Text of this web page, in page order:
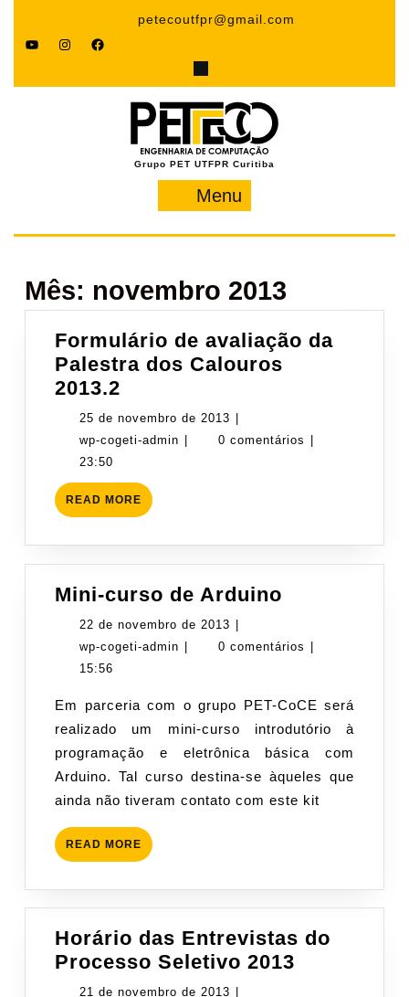
petecoutfpr@gmail.com
YouTubeInstagramFacebook
Grupo PET UTFPR Curitiba
Menu
Mês: novembro 2013
Formulário de avaliação da
Palestra dos Calouros
2013.2
de
avaliação
Palestra
dos
2013.2
25 de novembro de 2013 25
de
wp-cogeti-admin wp-
0 comentários
23:50
READ MORE READ
MORE
Mini-curso de Arduino
de
22 de novembro de 2013 22
de
2013
|
wp-cogeti-admin wp-
| 0 comentários |
15:56
Em parceria com o grupo PET-CoCE será
realizado um mini-curso introdutório à
programação e eletrônica básica com
Arduino. Tal curso destina-se àqueles que
ainda não tiveram contato com este kit
READ MORE READ
MORE
Horário das Entrevistas do
Processo Seletivo 2013
21 de novembro de 2013 21